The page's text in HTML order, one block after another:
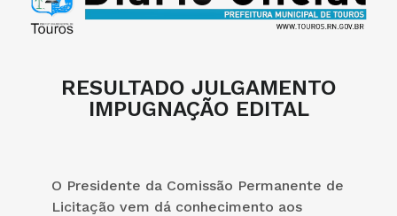
RESULTADO JULGAMENTO
IMPUGNAÇÃO EDITAL
O Presidente da Comissão Permanente de
Licitação vem dá conhecimento aos